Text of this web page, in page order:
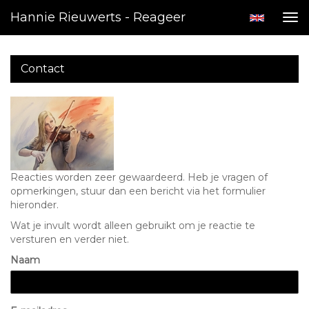
Hannie Rieuwerts - Reageer
Contact
Reacties worden zeer gewaardeerd. Heb je vragen of
opmerkingen, stuur dan een bericht via het formulier
hieronder.
Wat je invult wordt alleen gebruikt om je reactie te
versturen en verder niet.
Naam